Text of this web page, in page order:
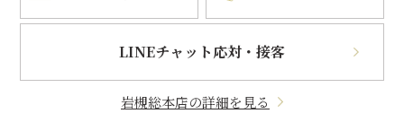
LINEチャット応対・接客
岩槻総本店の詳細を見る